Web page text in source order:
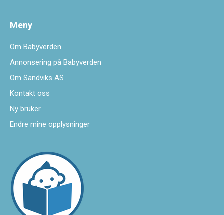
Meny
Om Babyverden
Annonsering på Babyverden
Om Sandviks AS
Kontakt oss
Ny bruker
Endre mine opplysninger